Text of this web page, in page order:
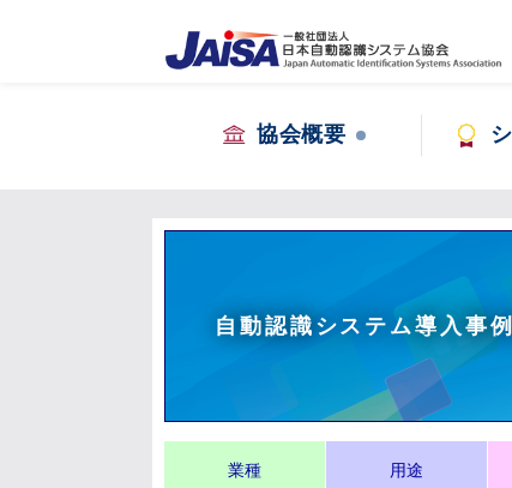
協会概要
自動認識システム導入事
業種 用途